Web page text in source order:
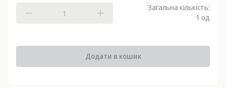
Загальна кількість:
1 од
Додати в кошик